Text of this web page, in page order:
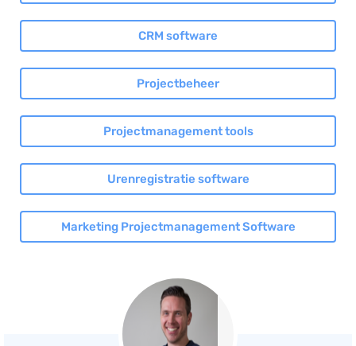
CRM software
Projectbeheer
Projectmanagement tools
Urenregistratie software
Marketing Projectmanagement Software